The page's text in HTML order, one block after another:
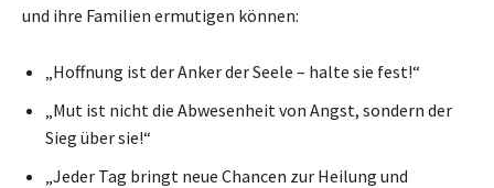
und ihre Familien ermutigen können:
„Hoffnung ist der Anker der Seele – halte sie fest!“
„Mut ist nicht die Abwesenheit von Angst, sondern der
Sieg über sie!“
„Jeder Tag bringt neue Chancen zur Heilung und